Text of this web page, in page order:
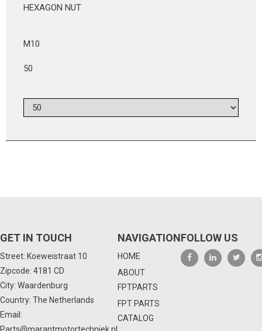
HEXAGON NUT
M10
50
GET IN TOUCH
Street: Koeweistraat 10
Zipcode: 4181 CD
City: Waardenburg
Country: The Netherlands
Email:
Parts@marantmotortechniek.nl
NAVIGATION
HOME
ABOUT
FPTPARTS
FPT PARTS
CATALOG
FOLLOW US